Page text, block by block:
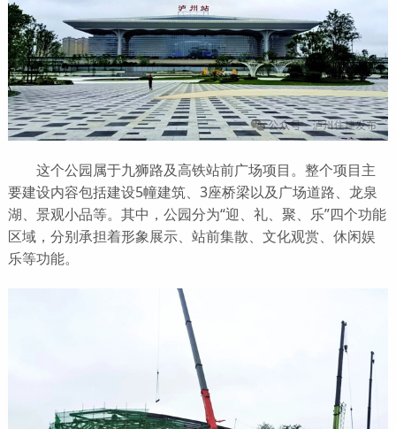
这个公园属于九狮路及高铁站前广场项目。整个项目主
要建设内容包括建设5幢建筑、3座桥梁以及广场道路、龙泉
湖、景观小品等。其中，公园分为“迎、礼、聚、乐”四个功能
区域，分别承担着形象展示、站前集散、文化观赏、休闲娱
乐等功能。